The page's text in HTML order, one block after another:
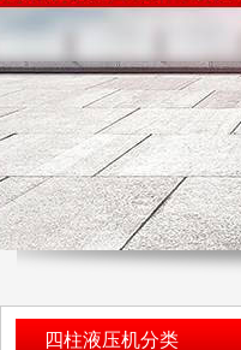
四柱液压机分类